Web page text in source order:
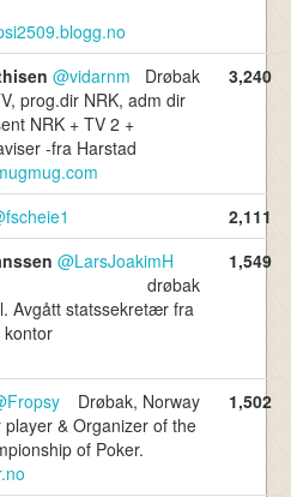
@vidarnm
Drøbak
prog.dir NRK, adm dir
NRK + TV 2 +
-fra Harstad
3,240
2,111
@LarsJoakimH
drøbak
Avgått statssekretær fra
kontor
1,549
Drøbak, Norway
& Organizer of the
of Poker.
1,502